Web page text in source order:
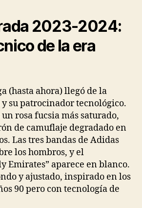
2023-2024:
de la era
(hasta ahora) llegó de la
su patrocinador tecnológico.
un rosa fucsia más saturado,
de camuflaje degradado en
Las tres bandas de Adidas
los hombros, y el
Emirates” aparece en blanco.
y ajustado, inspirado en los
90 pero con tecnología de